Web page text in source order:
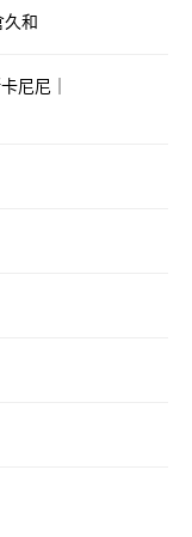
久和
尼尼｜